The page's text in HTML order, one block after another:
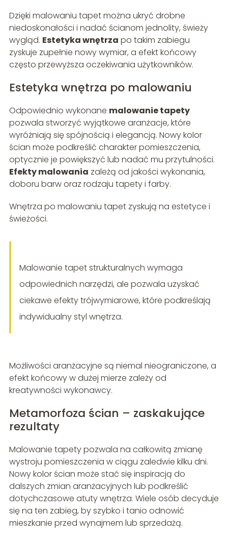
Dzięki malowaniu tapet można ukryć drobne
niedoskonałości i nadać ścianom jednolity, świeży
wygląd. Estetyka wnętrza po takim zabiegu
zyskuje zupełnie nowy wymiar, a efekt końcowy
często przewyższa oczekiwania użytkowników.
Estetyka wnętrza po malowaniu
Odpowiednio wykonane malowanie tapety
pozwala stworzyć wyjątkowe aranżacje, które
wyróżniają się spójnością i elegancją. Nowy kolor
ścian może podkreślić charakter pomieszczenia,
optycznie je powiększyć lub nadać mu przytulności.
Efekty malowania zależą od jakości wykonania,
doboru barw oraz rodzaju tapety i farby.
Wnętrza po malowaniu tapet zyskują na estetyce i
świeżości.
Malowanie tapet strukturalnych wymaga
odpowiednich narzędzi, ale pozwala uzyskać
ciekawe efekty trójwymiarowe, które podkreślają
indywidualny styl wnętrza.
Możliwości aranżacyjne są niemal nieograniczone, a
efekt końcowy w dużej mierze zależy od
kreatywności wykonawcy.
Metamorfoza ścian – zaskakujące
rezultaty
Malowanie tapety pozwala na całkowitą zmianę
wystroju pomieszczenia w ciągu zaledwie kilku dni.
Nowy kolor ścian może stać się inspiracją do
dalszych zmian aranżacyjnych lub podkreślić
dotychczasowe atuty wnętrza. Wiele osób decyduje
się na ten zabieg, by szybko i tanio odnowić
mieszkanie przed wynajmem lub sprzedażą.